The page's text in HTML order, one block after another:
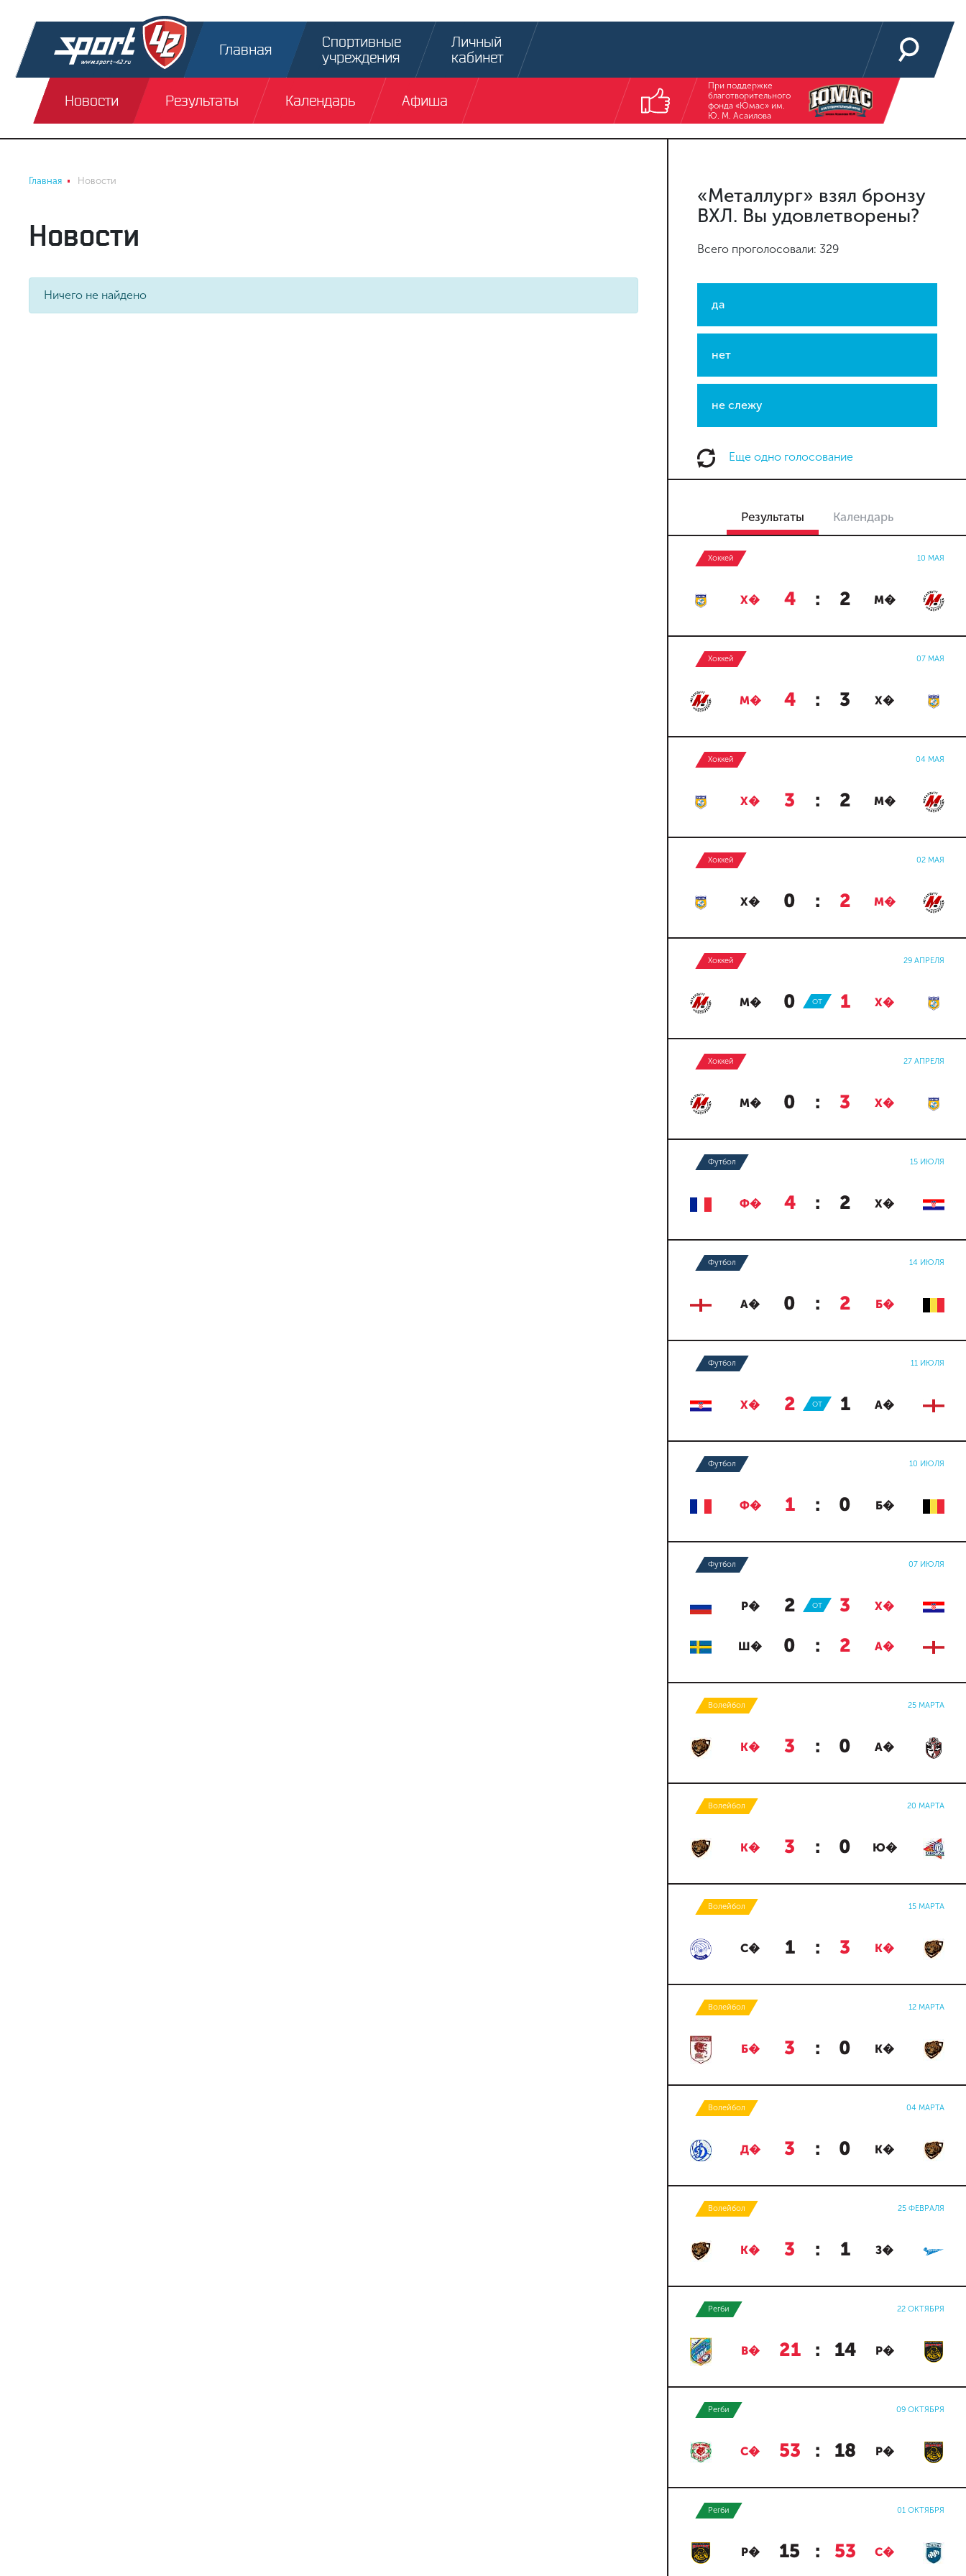
Главная
Спортивные
учреждения
Личный
кабинет
Новости Результаты Календарь Афиша
При поддержке
благотворительного
фонда «Юмас» им.
Ю. М. Асаилова
Главная Новости
Новости
Ничего не найдено
«Металлург» взял бронзу
ВХЛ. Вы удовлетворены?
Всего проголосовали: 329
да
нет
не слежу
Еще одно голосование
Результаты Календарь
Хоккей 10 МАЯ
Х� 4 : 2 М�
Хоккей 07 МАЯ
М� 4 : 3 Х�
Хоккей 04 МАЯ
Х� 3 : 2 М�
Хоккей 02 МАЯ
Х� 0 : 2 М�
Хоккей 29 АПРЕЛЯ
М� 0 : 1 Х�
ОТ
Хоккей 27 АПРЕЛЯ
М� 0 : 3 Х�
Футбол 15 ИЮЛЯ
Ф� 4 : 2 Х�
Футбол 14 ИЮЛЯ
А� 0 : 2 Б�
Футбол 11 ИЮЛЯ
Х� 2 : 1 А�
ОТ
Футбол 10 ИЮЛЯ
Ф� 1 : 0 Б�
Футбол 07 ИЮЛЯ
Р� 2 : 3 Х�
ОТ
Ш� 0 : 2 А�
Волейбол 25 МАРТА
К� 3 : 0 А�
Волейбол 20 МАРТА
К� 3 : 0 Ю�
Волейбол 15 МАРТА
С� 1 : 3 К�
Волейбол 12 МАРТА
Б� 3 : 0 К�
Волейбол 04 МАРТА
Д� 3 : 0 К�
Волейбол 25 ФЕВРАЛЯ
К� 3 : 1 З�
Регби 22 ОКТЯБРЯ
В� 21 : 14 Р�
Регби 09 ОКТЯБРЯ
С� 53 : 18 Р�
Регби 01 ОКТЯБРЯ
Р� 15 : 53 С�